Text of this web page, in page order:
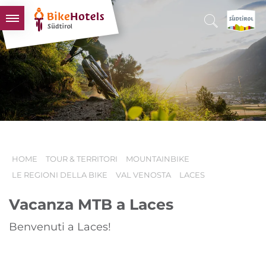
BIKEHOTELS
HOTELS & PACCHETTI
TOUR & TERRITORI
L'ALTO ADIGE & NOI
HOME TOUR & TERRITORI
MOUNTAINBIKE
LE REGIONI DELLA BIKE
VAL VENOSTA LACES
Vacanza MTB a Laces
Benvenuti a Laces!